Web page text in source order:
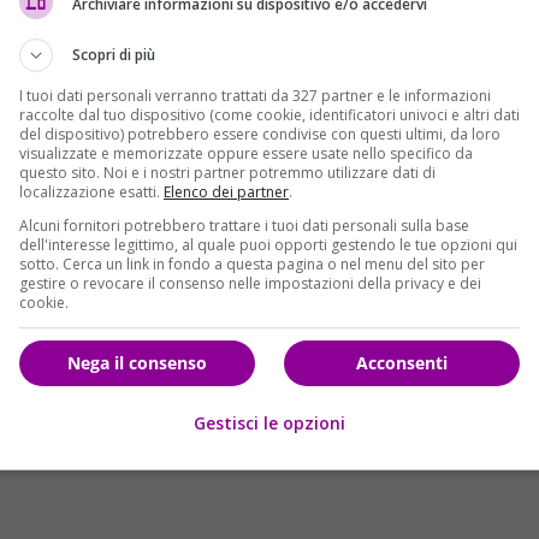
racconta, evidenziando le difficoltà di vivere in un
testimonianza delle sfide che le persone transgender
società spesso ostile.
di violenza legata al tifo calcistico. I tre ultras,
destra della curva Mair del Trento, l’hanno
La situazione è rapidamente degenerata,
un naso rotto e un trauma cranico. La prognosi di 30
emotivo dell’aggressione.
Archiviare informazioni su dispositivo e/o accedervi
Scopri di più
I tuoi dati personali verranno trattati da 327 partner e le informazioni
raccolte dal tuo dispositivo (come cookie, identificatori univoci e altri dati
del dispositivo) potrebbero essere condivise con questi ultimi, da loro
visualizzate e memorizzate oppure essere usate nello specifico da
questo sito. Noi e i nostri partner potremmo utilizzare dati di
localizzazione esatti. Elenco dei partner.
Alcuni fornitori potrebbero trattare i tuoi dati personali sulla base
dell'interesse legittimo, al quale puoi opporti gestendo le tue opzioni qui
sotto. Cerca un link in fondo a questa pagina o nel menu del sito per
gestire o revocare il consenso nelle impostazioni della privacy e dei
cookie.
Acconsenti
Nega il consenso
Gestisci le opzioni